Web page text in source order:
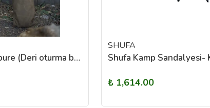
Okladias Tabure (Deri oturma bölümü+ Kanvas kılıflı)
SHUFA
₺ 1,614.00